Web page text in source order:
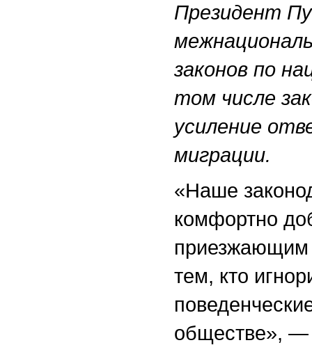
Президент
законов по
том числе
усиление
миграции.
«Наше
комфортно
приезжающим
тем, кто
обществе», —